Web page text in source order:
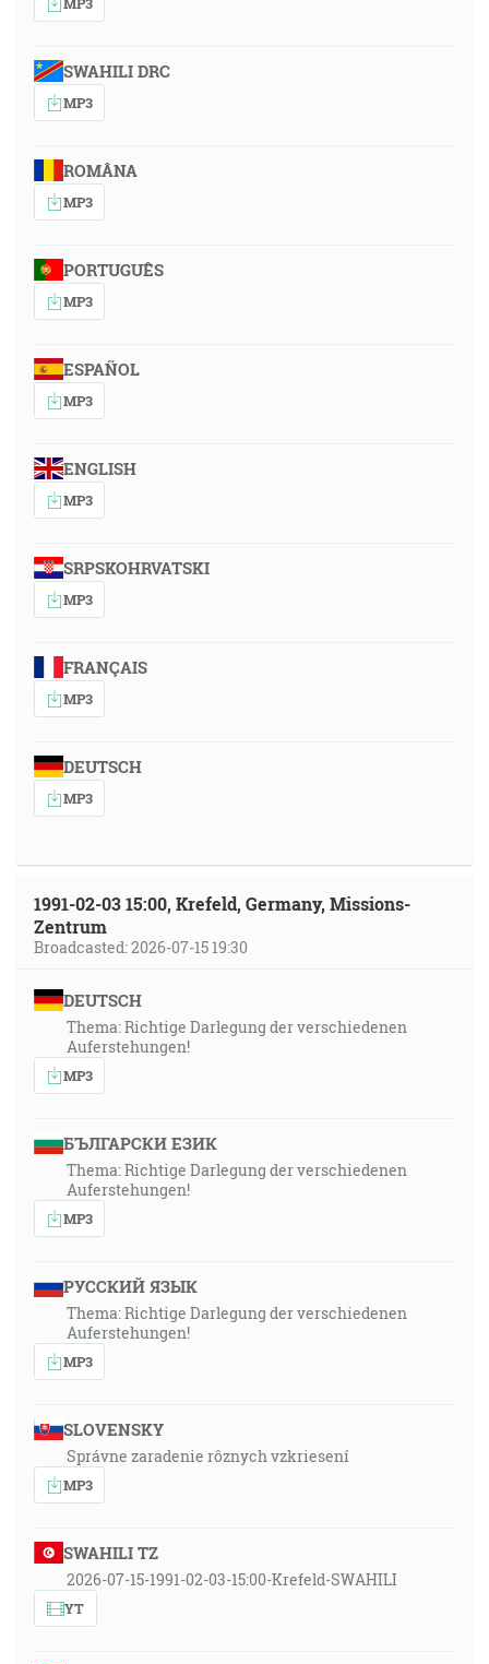
SWAHILI DRC
MP3
ROMÂNA
MP3
PORTUGUÊS
MP3
ESPAÑOL
MP3
ENGLISH
MP3
SRPSKOHRVATSKI
MP3
FRANÇAIS
MP3
DEUTSCH
MP3
1991-02-03 15:00, Krefeld, Germany, Missions-
Zentrum
Broadcasted: 2026-07-15 19:30
DEUTSCH
Thema: Richtige Darlegung der verschiedenen
Auferstehungen!
MP3
БЪЛГАРСКИ ЕЗИК
Thema: Richtige Darlegung der verschiedenen
Auferstehungen!
MP3
РУССКИЙ ЯЗЫК
Thema: Richtige Darlegung der verschiedenen
Auferstehungen!
MP3
SLOVENSKY
Správne zaradenie rôznych vzkriesení
MP3
SWAHILI TZ
2026-07-15-1991-02-03-15:00-Krefeld-SWAHILI
YT